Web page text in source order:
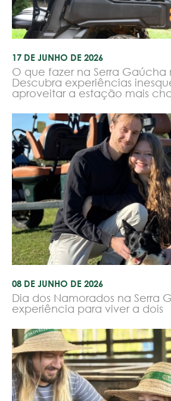
17 DE JUNHO DE 2026
O que fazer na Serra Gaúcha
Descubra experiências
aproveitar a estação mais
08 DE JUNHO DE 2026
Dia dos Namorados na Serra
experiência para viver a dois